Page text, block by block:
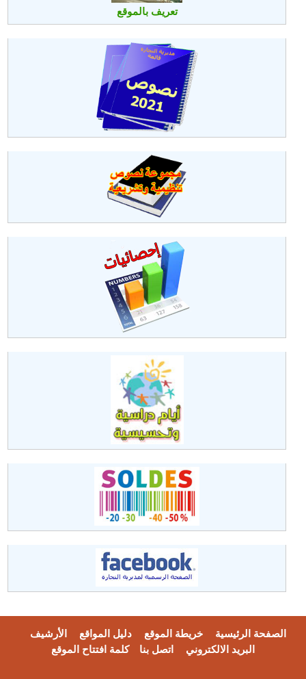
تعريف بالموقع
الصفحة الرئيسية خريطة الموقع دليل المواقع
الأرشيف
البريد الالكتروني
اتصل بنا كلمة افتتاح الموقع